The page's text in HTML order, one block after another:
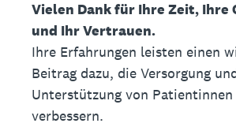
Vielen Dank für Ihre Zeit, Ihre
und Ihr Vertrauen.
Ihre Erfahrungen leisten einen
Beitrag dazu, die Versorgung
Unterstützung von
verbessern.